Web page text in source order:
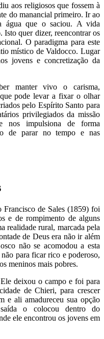
aos religiosos que fossem à
do manancial primeiro. Ir ao
água que o saciou. A vida
Isto quer dizer, reencontrar os
O paradigma para este
místico de Valdocco. Lugar
jovens e concretização da
manter vivo o carisma,
pode levar a fixar o olhar
pelo Espírito Santo para
privilegiados da missão
nos impulsiona de forma
de parar no tempo e nas
Francisco de Sales (1859) foi
e de rompimento de alguns
realidade rural, marcada pela
de Deus era não ir além
não se acomodou a esta
para ficar rico e poderoso,
meninos mais pobres.
deixou o campo e foi para
de Chieri, para crescer
e ali amadureceu sua opção
o colocou dentro do
ele encontrou os jovens em